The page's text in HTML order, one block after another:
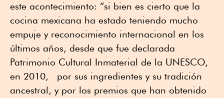
este acontecimiento: “si bien es cierto que la
cocina mexicana ha estado teniendo mucho
empuje y reconocimiento internacional en los
últimos años, desde que fue declarada
Patrimonio Cultural Inmaterial de la UNESCO,
en 2010, por sus ingredientes y su tradición
ancestral, y por los premios que han obtenido